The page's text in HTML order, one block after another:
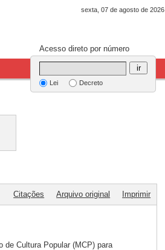
sexta, 07 de agosto de 2026
Acesso direto por número
Lei Decreto
ir
Citações Arquivo original Imprimir
de Cultura Popular (MCP) para